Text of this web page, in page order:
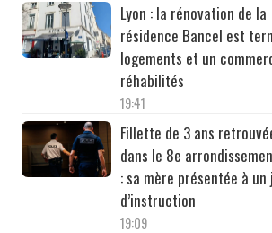
Lyon : la rénovation de la
résidence Bancel est
logements et un
réhabilités
19:41
Fillette de 3 ans
dans le 8e
: sa mère présentée à un
d’instruction
19:09